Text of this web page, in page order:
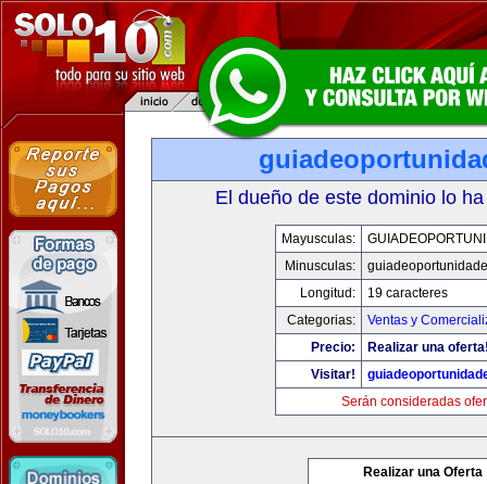
El dueño de este dominio lo
Mayusculas:
Minusculas:
Longitud:
19 caracteres
Categorias:
Ventas y
Precio:
Realizar una
Visitar!
Serán consideradas
Realizar una Oferta